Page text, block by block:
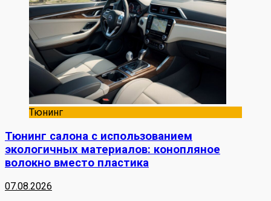
Тюнинг
Тюнинг салона с использованием
экологичных материалов: конопляное
волокно вместо пластика
07.08.2026